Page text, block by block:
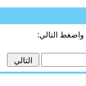
التالي: